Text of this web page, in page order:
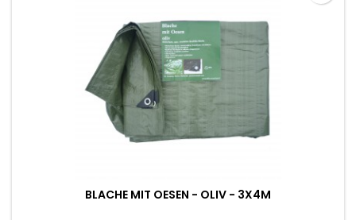
BLACHE MIT OESEN - OLIV - 3X4M